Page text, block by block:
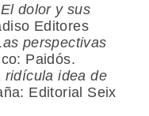
El dolor y sus
Editores
perspectivas
Paidós.
ridícula idea de
Editorial Seix